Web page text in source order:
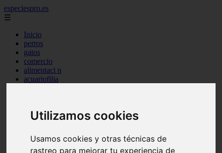
Utilizamos cookies
Usamos cookies y otras técnicas de
rastreo para mejorar tu experiencia de
especiespro.es
☰
Inicio
perros
gatos
comercio
alimentaci n
acuariofilia
ventas
marketing
bienestar